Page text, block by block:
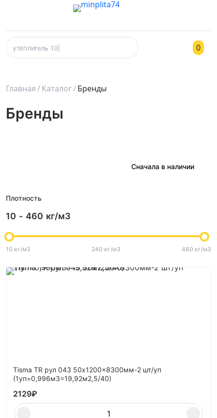
0
Главная Каталог Бренды
Бренды
Плотность
10 - 460 кг/м3
10 кг/м3 240 кг/м3 460 кг/м3
Tisma TR рул 043 50x1200x8300мм-2 шт/уп
(1уп=0,996м3=19,92м2,5/40)
2129₽